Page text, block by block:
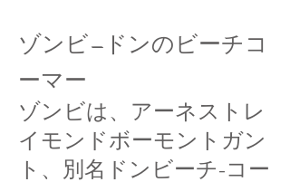
ゾンビ—ドンのビーチコ
ーマー
ゾンビは、アーネストレ
イモンドボーモントガン
ト、別名ドンビーチ-コー